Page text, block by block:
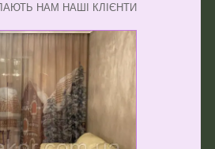
НАМ НАШІ КЛІЄНТИ